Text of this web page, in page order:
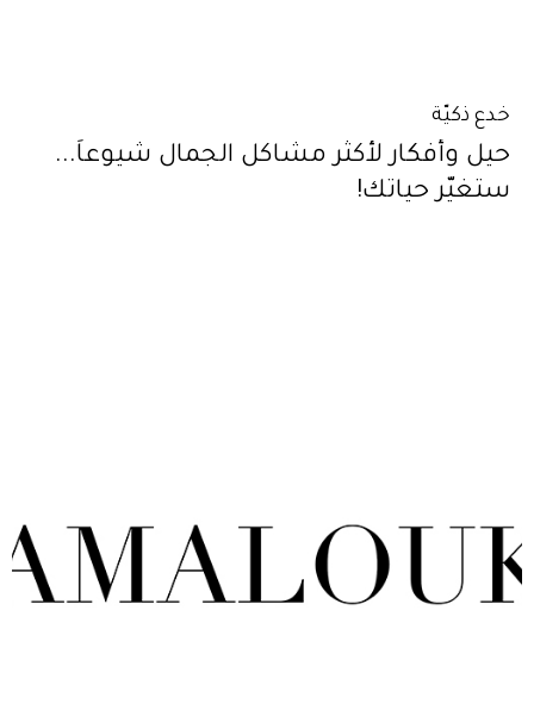
خدع ذكيّة
حيل وأفكار لأكثر مشاكل الجمال شيوعاً...
ستغيّر حياتك!